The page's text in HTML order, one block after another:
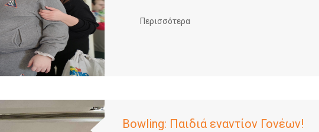
Περισσότερα
Bowling: Παιδιά εναντίον Γονέων!